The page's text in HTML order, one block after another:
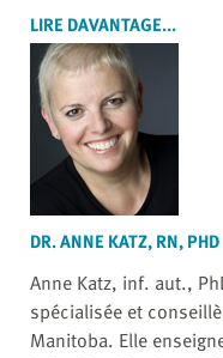
LIRE DAVANTAGE...
DR. ANNE KATZ, RN, PHD
Anne Katz, inf. aut.,
spécialisée et
Manitoba. Elle